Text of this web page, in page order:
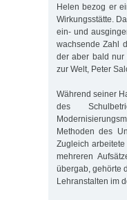
Helen bezog er
Wirkungsstätte.
ein- und
wachsende Zahl
der aber bald nur
zur Welt, Peter
Während seiner
des
Methoden des
Zugleich
mehreren
übergab, gehörte
Lehranstalten im